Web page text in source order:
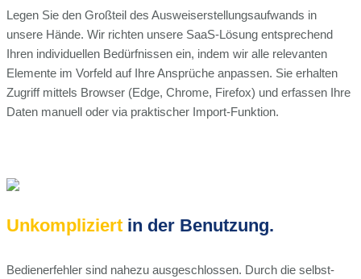
Legen Sie den Großteil des Ausweiserstellungsaufwands in
unsere Hände. Wir richten unsere SaaS-Lösung entsprechend
Ihren individuellen Bedürfnissen ein, indem wir alle relevanten
Elemente im Vorfeld auf Ihre Ansprüche anpassen. Sie erhalten
Zugriff mittels Browser (Edge, Chrome, Firefox) und erfassen Ihre
Daten manuell oder via praktischer Import-Funktion.
Unkompliziertin der Benutzung.
Bedienerfehler sind nahezu ausgeschlossen. Durch die selbst-